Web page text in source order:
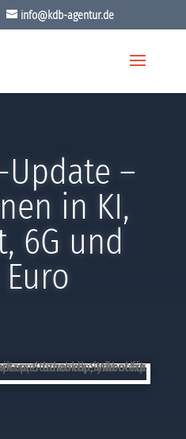
info@kdb-agentur.de
Update –
in KI,
6G und